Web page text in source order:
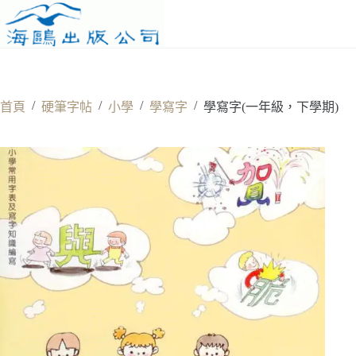
to
content
首頁 / 硬筆字帖 / 小學 / 學寫字 / 學寫字(一年級，下學期)